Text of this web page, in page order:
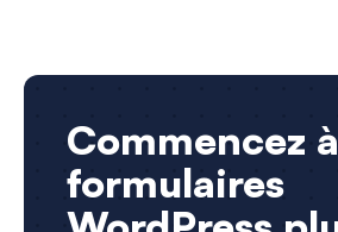
Commencez
formulaires